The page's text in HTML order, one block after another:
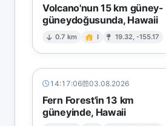
Volcano'nun 15 km güney-
güneydoğusunda, Hawaii
0.7 km I 19.32, -155.17
14:17:06 03.08.2026
Fern Forest'in 13 km
güneyinde, Hawaii